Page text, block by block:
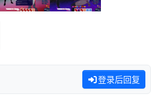
登录后回复